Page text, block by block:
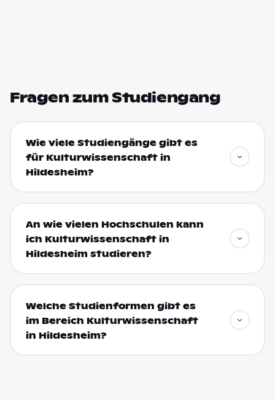
Fragen zum Studiengang
Wie viele Studiengänge gibt es
für Kulturwissenschaft in
Hildesheim?
An wie vielen Hochschulen kann
ich Kulturwissenschaft in
Hildesheim studieren?
Welche Studienformen gibt es
im Bereich Kulturwissenschaft
in Hildesheim?